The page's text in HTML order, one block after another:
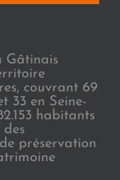
Gâtinais
couvrant 69
33 en Seine-
habitants
préservation